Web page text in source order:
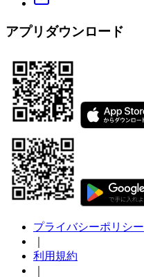
アプリダウンロード
プライバシーポリシー
利用規約